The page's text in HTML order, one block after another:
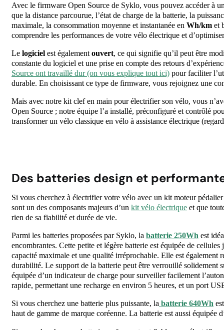
Avec le firmware Open Source de Syklo, vous pouvez accéder à
que la distance parcourue, l’état de charge de la batterie, la
maximale, la consommation moyenne et instantanée en Wh/km et
comprendre les performances de votre vélo électrique et
Le logiciel est égalementouvert, ce qui signifie qu’il peut être
constante du logiciel et une prise en compte des retours
Source ont travaillé dur (on vous explique tout ici) pour faciliter
durable. En choisissant ce type de firmware, vous rejoignez une
Mais avec notre kit clef en main pour électrifier son vélo, vous
Open Source ; notre équipe l’a installé, préconfiguré et contrôlé
transformer un vélo classique en vélo à assistance électrique
Des batteries design et
Si vous cherchez à électrifier votre vélo avec un kit moteur
sont un des composants majeurs d’un kit vélo électrique et que
rien de sa fiabilité et durée de vie.
Parmi les batteries proposées par Syklo, la batterie 250Wh est
encombrantes. Cette petite et légère batterie est équipée de
capacité maximale et une qualité irréprochable. Elle est également
durabilité. Le support de la batterie peut être verrouillé solidement
équipée d’un indicateur de charge pour surveiller facilement
rapide, permettant une recharge en environ 5 heures, et un port
Si vous cherchez une batterie plus puissante, la batterie 640Wh
haut de gamme de marque coréenne. La batterie est aussi équipée